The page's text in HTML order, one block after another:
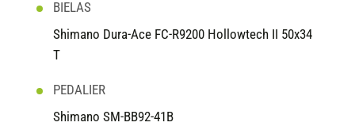
BIELAS
Shimano Dura-Ace FC-R9200 Hollowtech II 50x34
T
PEDALIER
Shimano SM-BB92-41B